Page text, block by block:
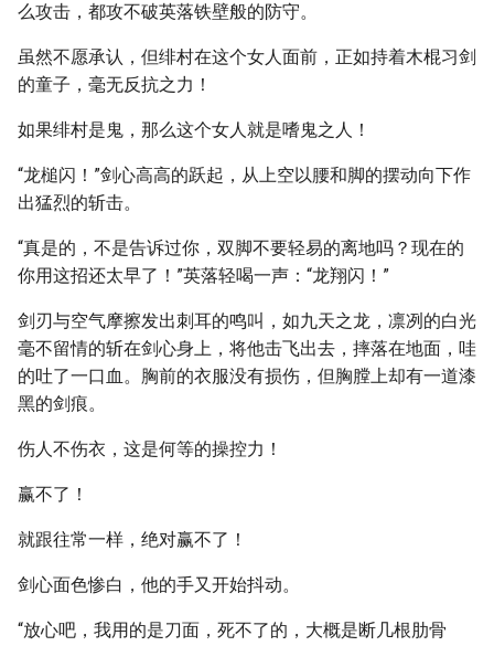
么攻击，都攻不破英落铁壁般的防守。
虽然不愿承认，但绯村在这个女人面前，正如持着木棍习剑
的童子，毫无反抗之力！
如果绯村是鬼，那么这个女人就是嗜鬼之人！
“龙槌闪！”剑心高高的跃起，从上空以腰和脚的摆动向下作
出猛烈的斩击。
“真是的，不是告诉过你，双脚不要轻易的离地吗？现在的
你用这招还太早了！”英落轻喝一声：“龙翔闪！”
剑刃与空气摩擦发出刺耳的鸣叫，如九天之龙，凛冽的白光
毫不留情的斩在剑心身上，将他击飞出去，摔落在地面，哇
的吐了一口血。胸前的衣服没有损伤，但胸膛上却有一道漆
黑的剑痕。
伤人不伤衣，这是何等的操控力！
赢不了！
就跟往常一样，绝对赢不了！
剑心面色惨白，他的手又开始抖动。
“放心吧，我用的是刀面，死不了的，大概是断几根肋骨